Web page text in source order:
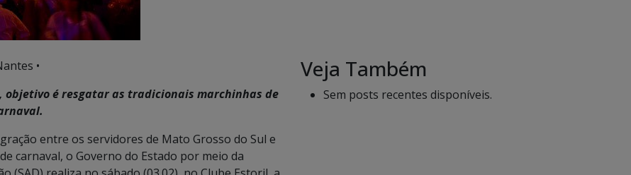
•
é resgatar as tradicionais marchinhas de
entre os servidores de Mato Grosso do Sul e
carnaval, o Governo do Estado por meio da
Veja Também
Sem posts recentes disponíveis.